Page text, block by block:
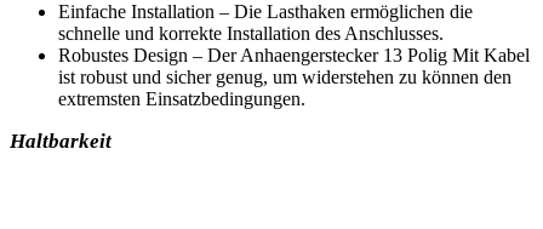
Einfache Installation – Die Lasthaken ermöglichen die
schnelle und korrekte Installation des Anschlusses.
Robustes Design – Der Anhaengerstecker 13 Polig Mit Kabel
ist robust und sicher genug, um widerstehen zu können den
extremsten Einsatzbedingungen.
Haltbarkeit